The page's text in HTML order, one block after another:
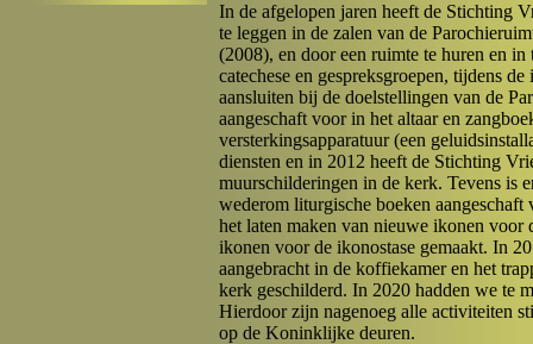
In de afgelopen jaren heeft de Stichting
te leggen in de zalen van de
(2008), en door een ruimte te huren en
catechese en gespreksgroepen, tijdens
aansluiten bij de doelstellingen van de
aangeschaft voor in het altaar en
versterkingsapparatuur (een
diensten en in 2012 heeft de Stichting
muurschilderingen in de kerk. Tevens is
wederom liturgische boeken
het laten maken van nieuwe ikonen
ikonen voor de ikonostase gemaakt. In
aangebracht in de koffiekamer en het
kerk geschilderd. In 2020 hadden we te
Hierdoor zijn nagenoeg alle activiteiten
op de Koninklijke deuren.